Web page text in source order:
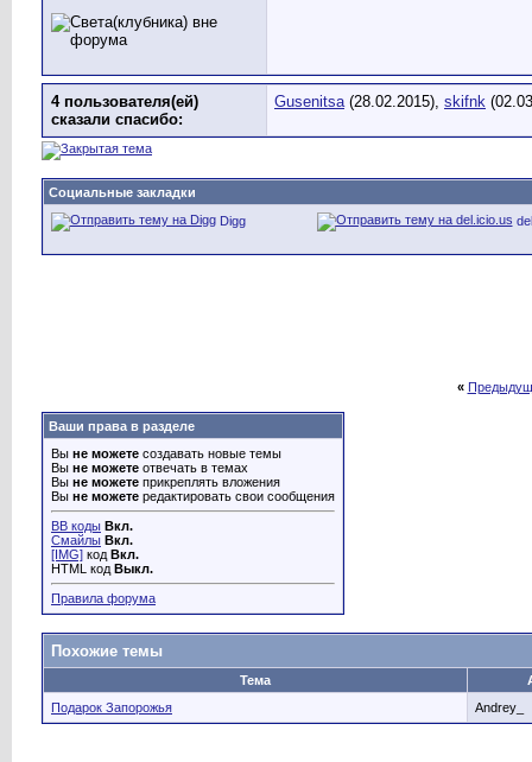
4 пользователя(ей)
сказали cпасибо:
Gusenitsa(28.02.2015), skifnk
Социальные закладки
Digg
«
Ваши права в разделе
Вы не можете создавать новые темы
Вы не можете отвечать в темах
Вы не можете прикреплять вложения
Вы не можете редактировать свои сообщения
BB коды Вкл.
Смайлы Вкл.
[IMG] код Вкл.
HTML код Выкл.
Правила форума
Похожие темы
Тема
Подарок Запорожья
Andrey_